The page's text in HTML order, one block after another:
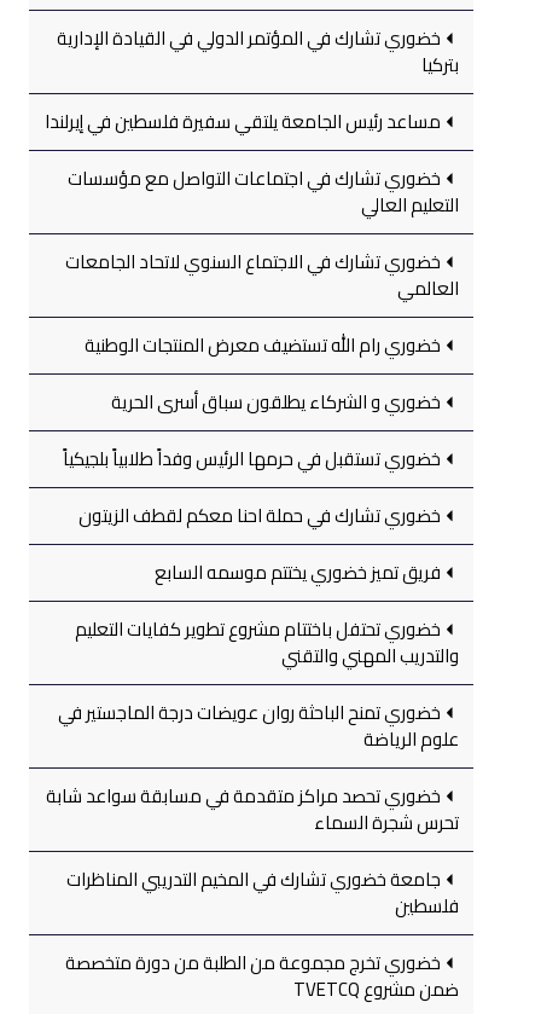
خضوري تشارك في المؤتمر الدولي في القيادة الإدارية
بتركيا
مساعد رئيس الجامعة يلتقي سفيرة فلسطين في إيرلندا
خضوري تشارك في اجتماعات التواصل مع مؤسسات
التعليم العالي
خضوري تشارك في الاجتماع السنوي لاتحاد الجامعات
العالمي
خضوري رام الله تستضيف معرض المنتجات الوطنية
خضوري و الشركاء يطلقون سباق أسرى الحرية
خضوري تستقبل في حرمها الرئيس وفداً طلابياً بلجيكياً
خضوري تشارك في حملة احنا معكم لقطف الزيتون
فريق تميز خضوري يختتم موسمه السابع
خضوري تحتفل باختتام مشروع تطوير كفايات التعليم
والتدريب المهني والتقني
خضوري تمنح الباحثة روان عويضات درجة الماجستير في
علوم الرياضة
خضوري تحصد مراكز متقدمة في مسابقة سواعد شابة
تحرس شجرة السماء
جامعة خضوري تشارك في المخيم التدريبي المناظرات
فلسطين
خضوري تخرج مجموعة من الطلبة من دورة متخصصة
ضمن مشروع TVETCQ